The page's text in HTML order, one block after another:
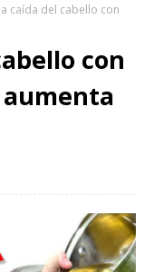
caída del cabello con
con
aumenta